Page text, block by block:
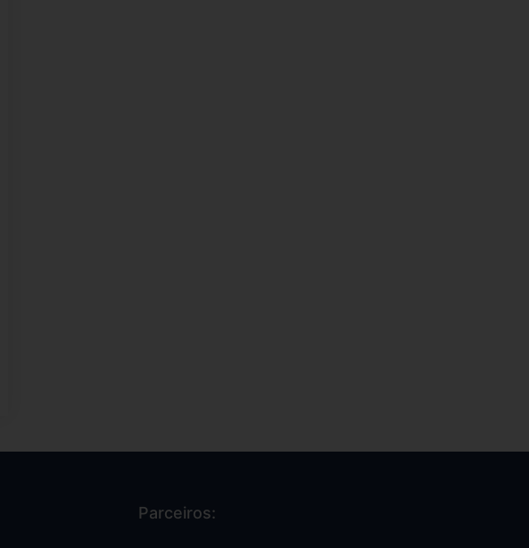
Parceiros: